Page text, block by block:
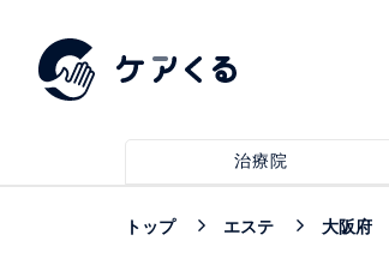
治療院
トップ エステ 大阪府